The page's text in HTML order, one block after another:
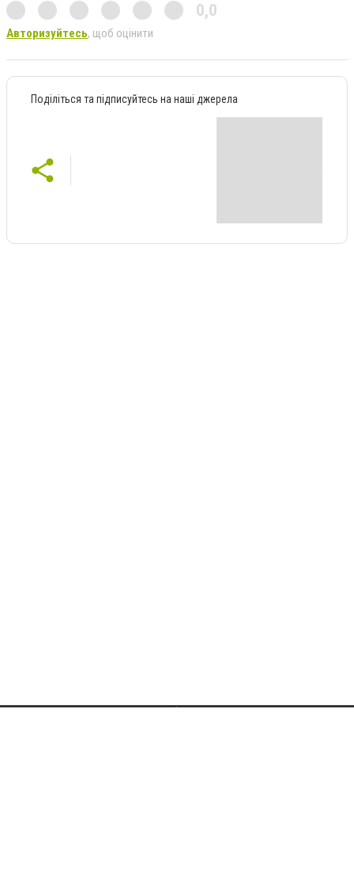
0,0
Авторизуйтесь, щоб оцінити
Поділіться та підписуйтесь на наші джерела